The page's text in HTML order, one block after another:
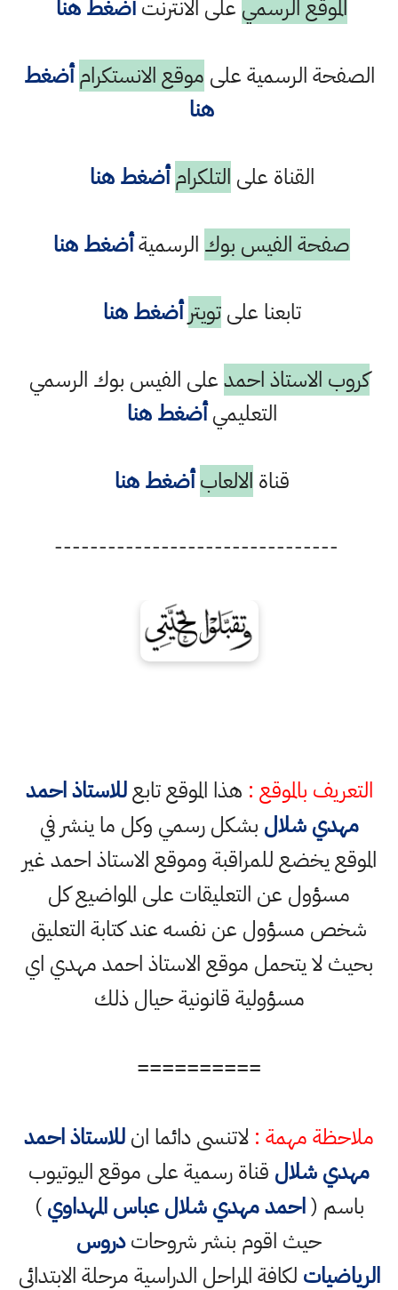
الموقع الرسمي على الانترنتأضغط هنا
الصفحة الرسمية على موقع الانستكرام أضغط
هنا
القناة على التلكرام أضغط هنا
صفحة الفيس بوك الرسميةأضغط هنا
تابعنا علىتويتر أضغط هنا
كروب الاستاذ احمدعلى الفيس بوك الرسمي
التعليميأضغط هنا
قناة الالعاب أضغط هنا
--------------------------------
التعريف بالموقع : هذا الموقع تابعللاستاذ احمد
مهدي شلال بشكل رسمي وكل ما ينشر في
الموقع يخضع للمراقبة وموقع الاستاذ احمد غير
مسؤول عن التعليقات على المواضيع كل
شخص مسؤول عن نفسه عند كتابة التعليق
بحيث لا يتحمل موقع الاستاذ احمد مهدي اي
مسؤولية قانونية حيال ذلك
==========
ملاحظة مهمة : لاتنسى دائما انللاستاذ احمد
مهدي شلال قناة رسمية على موقع اليوتيوب
باسم (احمد مهدي شلال عباس المهداوي)
حيث اقوم بنشر شروحاتدروس
الرياضيات لكافة المراحل الدراسية مرحلة الابتدائي